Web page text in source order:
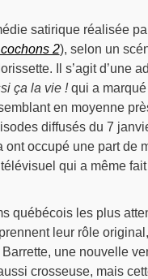
satirique réalisée
2), selon un
Il s’agit d’une
ça la vie !qui a marqué
en moyenne
diffusés du 7
occupé une part de
qui a même
québécois les plus
leur rôle
une nouvelle
crosseuse, mais